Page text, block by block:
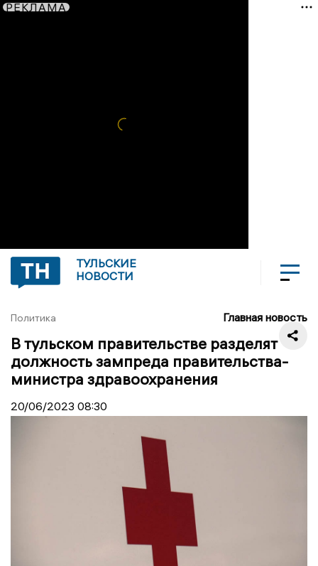
РЕКЛАМА
ТУЛЬСКИЕ
НОВОСТИ
Политика Главная новость
В тульском правительстве разделят
должность зампреда правительства-
министра здравоохранения
20/06/2023 08:30